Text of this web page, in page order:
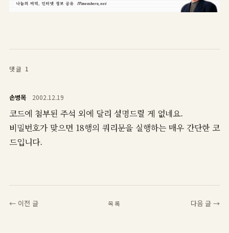
댓글 1
손병목 2002.12.19
코드에 첨부된 주석 외에 달리 설명드릴 게 없네요.
비밀번호가 맞으면 18행의 쿼리문을 실행하는 매우 간단한 코
드입니다.
← 이전 글 목록 다음 글 →